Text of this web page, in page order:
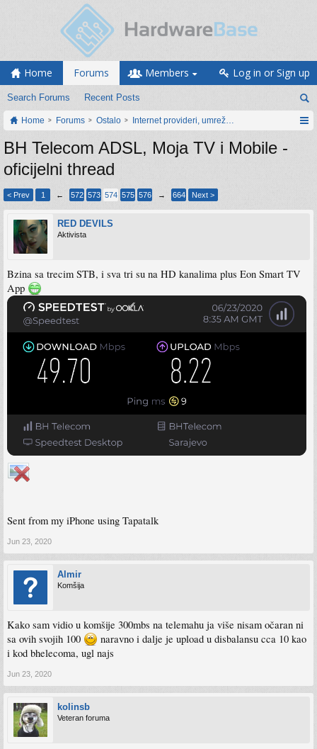
Home Forums
Search Forums Recent Posts
Members Log in or Sign up
Home Forums Ostalo Internet provideri, umrežavanje i web servisi
BH Telecom ADSL, Moja TV i Mobile -
oficijelni thread
< Prev 1 ← 572 573 574 575 576 → 664 Next >
RED DEVILS
Aktivista
Bzina sa trecim STB, i sva tri su na HD kanalima plus Eon Smart TV
App
Sent from my iPhone using Tapatalk
Jun 23, 2020
Almir
Komšija
Kako sam vidio u komšije 300mbs na telemahu ja više nisam očaran ni
sa ovih svojih 100
naravno i dalje je upload u disbalansu cca 10 kao
i kod bhelecoma, ugl najs
Jun 23, 2020
kolinsb
Veteran foruma